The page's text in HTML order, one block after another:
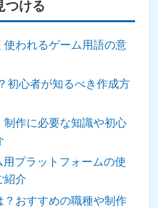
つける
われるゲーム用語の意
初心者が知るべき作成方
作に必要な知識や初心
プラットフォームの使
紹介
おすすめの職種や制作